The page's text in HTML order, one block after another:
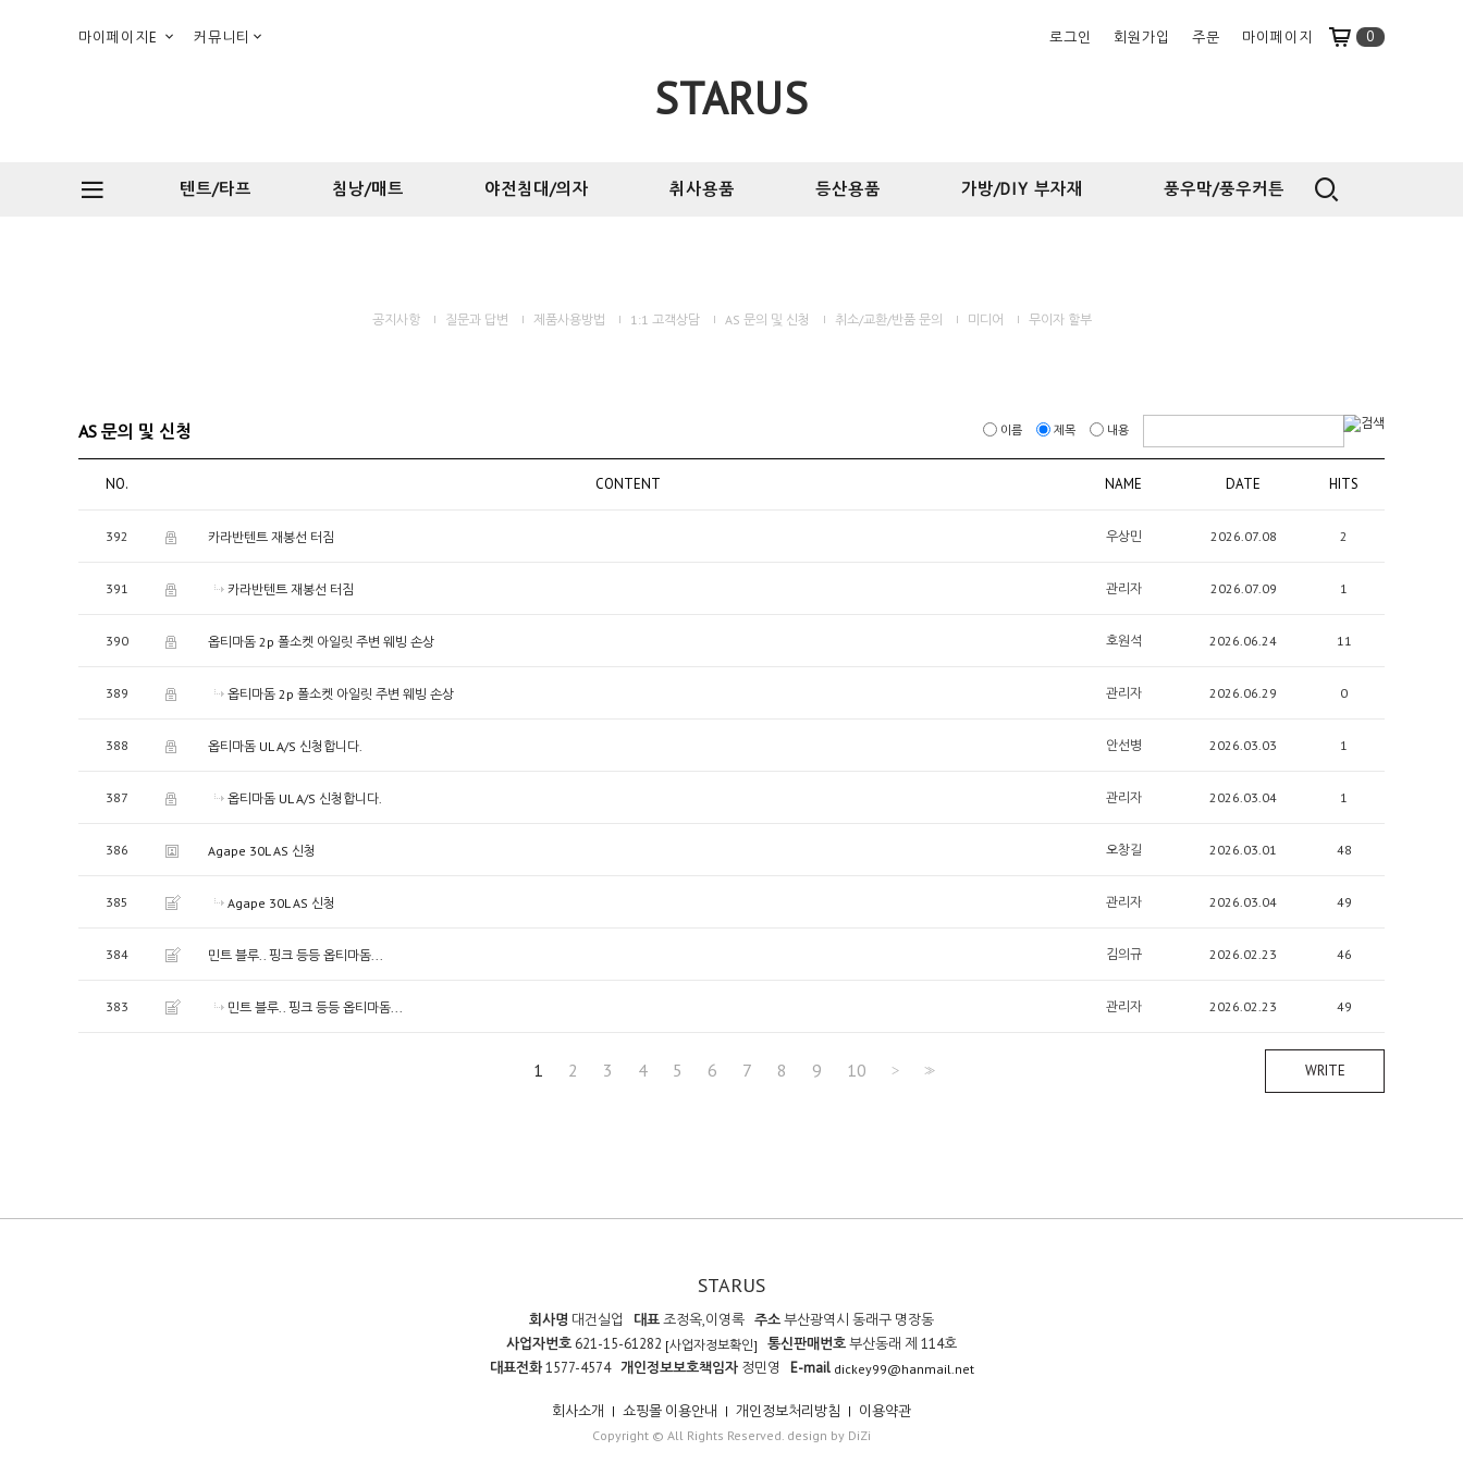
마이페이지E 커뮤니티 로그인 회원가입 주문 마이페이지 0
STARUS
텐트/타프 침낭/매트 야전침대/의자 취사용품 등산용품 가방/DIY 부자재 풍우막/풍우커튼
공지사항 질문과 답변 제품사용방법 1:1 고객상담 AS 문의 및 신청 취소/교환/반품 문의 미디어 무이자 할부
AS 문의 및 신청 이름 제목 내용
NO. CONTENT NAME DATE HITS
392 카라반텐트 재봉선 터짐 우상민 2026.07.08 2
391 카라반텐트 재봉선 터짐 관리자 2026.07.09 1
390 옵티마돔 2p 폴소켓 아일릿 주변 웨빙 손상 호원석 2026.06.24 11
389 옵티마돔 2p 폴소켓 아일릿 주변 웨빙 손상 관리자 2026.06.29 0
388 옵티마돔 UL A/S 신청합니다. 안선병 2026.03.03 1
387 옵티마돔 UL A/S 신청합니다. 관리자 2026.03.04 1
386 Agape 30L AS 신청 오창길 2026.03.01 48
385 Agape 30L AS 신청 관리자 2026.03.04 49
384 민트 블루.. 핑크 등등 옵티마돔... 김의규 2026.02.23 46
383 민트 블루.. 핑크 등등 옵티마돔... 관리자 2026.02.23 49
WRITE
1 2 3 4 5 6 7 8 9 10 > >>
STARUS
회사명 대건실업 대표조정옥,이영록 주소부산광역시 동래구 명장동
사업자번호 621-15-61282 [사업자정보확인] 통신판매번호부산동래 제 114호
대표전화1577-4574 개인정보보호책임자정민영 E-mail dickey99@hanmail.net
회사소개 | 쇼핑몰 이용안내 | 개인정보처리방침 | 이용약관
Copyright © All Rights Reserved. design by DiZi